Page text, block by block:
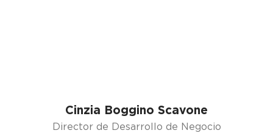
Cinzia Boggino Scavone
Director de Desarrollo de Negocio